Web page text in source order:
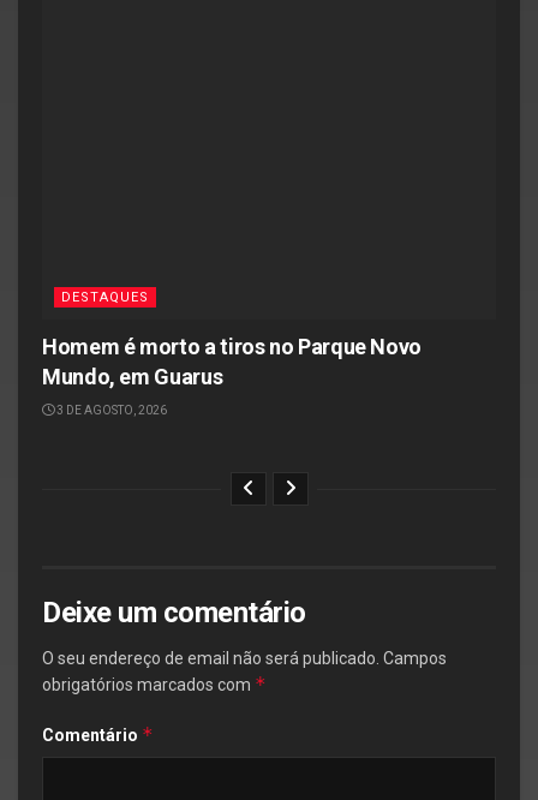
DESTAQUES
Homem é morto a tiros no Parque Novo
Mundo, em Guarus
3 DE AGOSTO, 2026
Deixe um comentário
O seu endereço de email não será publicado. Campos
obrigatórios marcados com *
Comentário *